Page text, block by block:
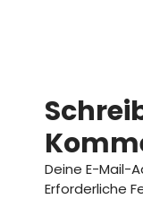
Deine E-Mail-
Erforderliche